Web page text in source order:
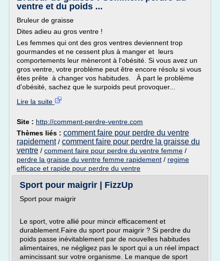
ventre et du poids ...
Bruleur de graisse
Dites adieu au gros ventre !
Les femmes qui ont des gros ventres deviennent trop
gourmandes et ne cessent plus à manger et leurs
comportements leur mèneront à l'obésité. Si vous avez un
gros ventre, votre problème peut être encore résolu si vous
êtes prête à changer vos habitudes. À part le problème
d'obésité, sachez que le surpoids peut provoquer...
Lire la suite
Site : http://comment-perdre-ventre.com
Thèmes liés : comment faire pour perdre du ventre
rapidement/ comment faire pour perdre la graisse du
ventre / comment faire pour perdre du ventre femme /
perdre la graisse du ventre femme rapidement / regime
efficace et rapide pour perdre du ventre
Sport pour maigrir | FizzUp
Sport pour maigrir
Le sport, votre allié pour mincir efficacement et
durablement.Faire du sport pour maigrir ? Si perdre du
poids passe inévitablement par de nouvelles habitudes
alimentaires, ne négligez pas le sport qui a un réel impact
amincissant sur votre organisme. Le manque de sport